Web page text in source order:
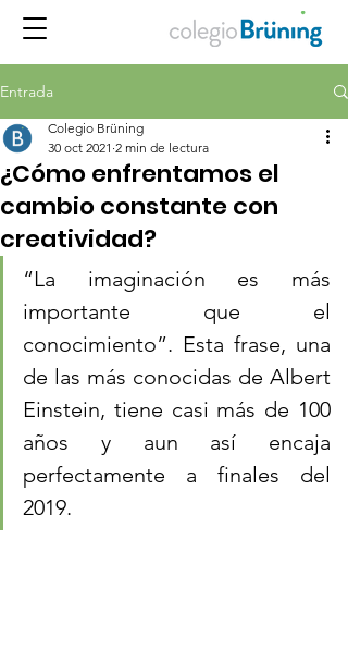
Entrada
¿Cómo enfrentamos el
cambio constante con
creatividad?
Colegio Brüning
30 oct 2021 2 min de lectura
“La imaginación es más
importante que el
conocimiento”. Esta frase, una
de las más conocidas de Albert
Einstein, tiene casi más de 100
años y aun así encaja
perfectamente a finales del
2019.